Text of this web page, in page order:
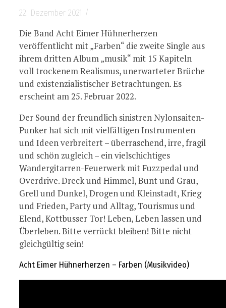
22. Dezember 2021 /
Die Band Acht Eimer Hühnerherzen
veröffentlicht mit „Farben“ die zweite Single aus
ihrem dritten Album „musik“ mit 15 Kapiteln
voll trockenem Realismus, unerwarteter Brüche
und existenzialistischer Betrachtungen. Es
erscheint am 25. Februar 2022.
Der Sound der freundlich sinistren Nylonsaiten-
Punker hat sich mit vielfältigen Instrumenten
und Ideen verbreitert – überraschend, irre, fragil
und schön zugleich – ein vielschichtiges
Wandergitarren-Feuerwerk mit Fuzzpedal und
Overdrive. Dreck und Himmel, Bunt und Grau,
Grell und Dunkel, Drogen und Kleinstadt, Krieg
und Frieden, Party und Alltag, Tourismus und
Elend, Kottbusser Tor! Leben, Leben lassen und
Überleben. Bitte verrückt bleiben! Bitte nicht
gleichgültig sein!
Acht Eimer Hühnerherzen – Farben (Musikvideo)